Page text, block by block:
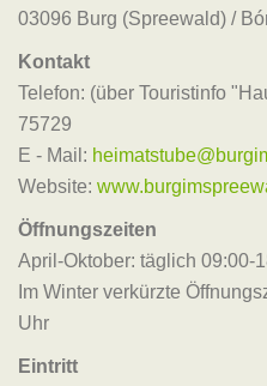
03096 Burg (Spreewald) /
Kontakt
Telefon: (über Touristinfo
75729
E - Mail:
Website:
Öffnungszeiten
April-Oktober: täglich 09:00-
Im Winter verkürzte
Uhr
Eintritt